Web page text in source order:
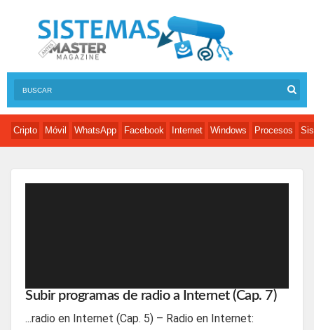
Cripto Móvil WhatsApp Facebook Internet Windows Procesos
Subir programas de radio a Internet (Cap. 7)
...radio en Internet (Cap. 5) – Radio en Internet: